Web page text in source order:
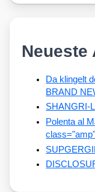
Neueste
Da klingelt
BRAND
SHANGRI-
Polenta al